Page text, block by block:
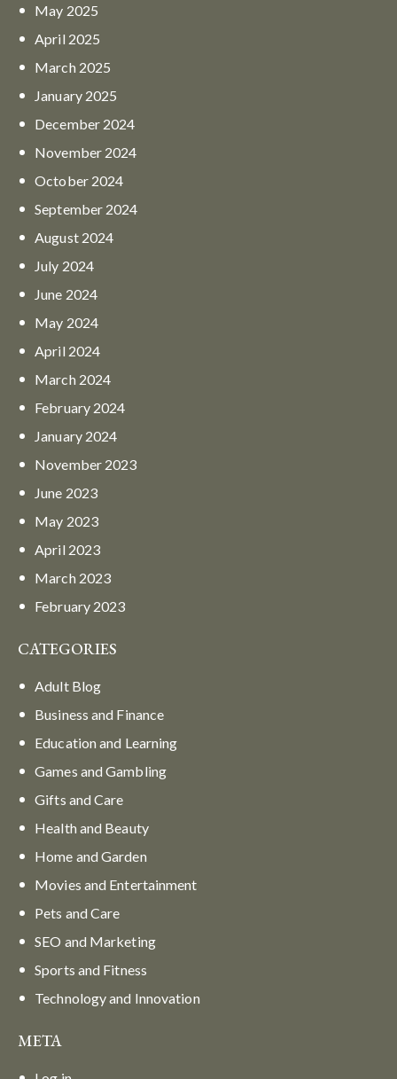
May 2025
April 2025
March 2025
January 2025
December 2024
November 2024
October 2024
September 2024
August 2024
July 2024
June 2024
May 2024
April 2024
March 2024
February 2024
January 2024
November 2023
June 2023
May 2023
April 2023
March 2023
February 2023
CATEGORIES
Adult Blog
Business and Finance
Education and Learning
Games and Gambling
Gifts and Care
Health and Beauty
Home and Garden
Movies and Entertainment
Pets and Care
SEO and Marketing
Sports and Fitness
Technology and Innovation
META